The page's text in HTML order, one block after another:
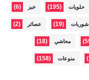
حلويات (195) خبز (6)
شوربات (19) عصائر (2)
محاشي (18)
منوعات (158)